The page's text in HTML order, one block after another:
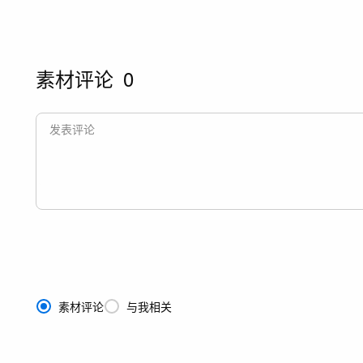
素材评论 0
素材评论 与我相关